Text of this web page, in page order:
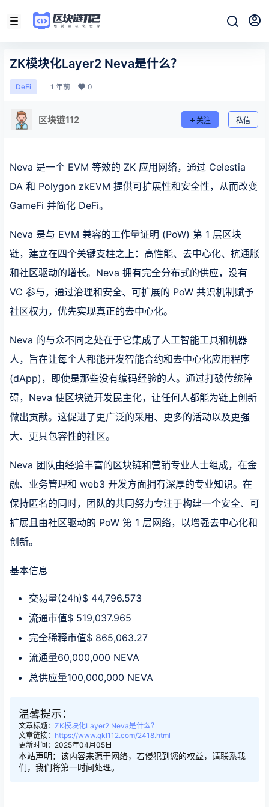
ZK模块化Layer2 Neva是什么？
DeFi 1 年前 0
区块链112 关注 私信
Neva 是一个 EVM 等效的 ZK 应用网络，通过 Celestia
DA 和 Polygon zkEVM 提供可扩展性和安全性，从而改变
GameFi 并简化 DeFi。
Neva 是与 EVM 兼容的工作量证明 (PoW) 第 1 层区块
链，建立在四个关键支柱之上：高性能、去中心化、抗通胀
和社区驱动的增长。Neva 拥有完全分布式的供应，没有
VC 参与，通过治理和安全、可扩展的 PoW 共识机制赋予
社区权力，优先实现真正的去中心化。
Neva 的与众不同之处在于它集成了人工智能工具和机器
人，旨在让每个人都能开发智能合约和去中心化应用程序
(dApp)，即使是那些没有编码经验的人。通过打破传统障
碍，Neva 使区块链开发民主化，让任何人都能为链上创新
做出贡献。这促进了更广泛的采用、更多的活动以及更强
大、更具包容性的社区。
Neva 团队由经验丰富的区块链和营销专业人士组成，在金
融、业务管理和 web3 开发方面拥有深厚的专业知识。在
保持匿名的同时，团队的共同努力专注于构建一个安全、可
扩展且由社区驱动的 PoW 第 1 层网络，以增强去中心化和
创新。
基本信息
交易量(24h)$ 44,796.573
流通市值$ 519,037.965
完全稀释市值$ 865,063.27
流通量60,000,000 NEVA
总供应量100,000,000 NEVA
温馨提示：
文章标题： ZK模块化Layer2 Neva是什么？
文章链接： https://www.qkl112.com/2418.html
更新时间：2025年04月05日
本站声明：该内容来源于网络，若侵犯到您的权益，请联系我
们，我们将第一时间处理。